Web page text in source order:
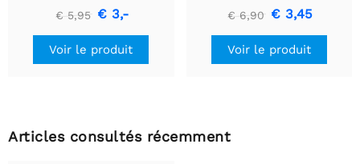
€ 5,95 € 3,-
Voir le produit
Module de communication
USB vers TTL (UART)
€ 6,90 € 3,45
Voir le produit
Articles consultés récemment